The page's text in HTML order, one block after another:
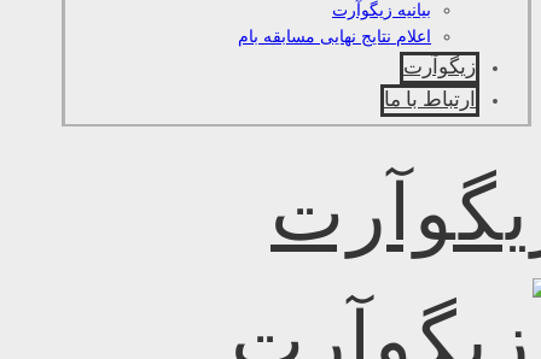
بیانیه زیگوآرت
اعلام نتایج نهایی مسابقه بام
زیگوآرت
ارتباط با ما